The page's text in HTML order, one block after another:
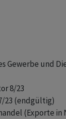
Gewerbe und
8/23
23 (endgültig)
(Exporte